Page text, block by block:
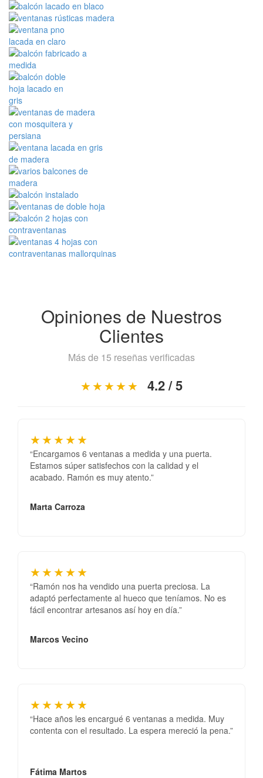
Opiniones de Nuestros
Clientes
Más de 15 reseñas verificadas
★★★★★ 4.2 / 5
★★★★★
“Encargamos 6 ventanas a medida y una puerta.
Estamos súper satisfechos con la calidad y el
acabado. Ramón es muy atento.”
Marta Carroza
★★★★★
“Ramón nos ha vendido una puerta preciosa. La
adaptó perfectamente al hueco que teníamos. No es
fácil encontrar artesanos así hoy en día.”
Marcos Vecino
★★★★★
“Hace años les encargué 6 ventanas a medida. Muy
contenta con el resultado. La espera mereció la pena.”
Fátima Martos